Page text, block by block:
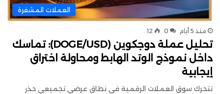
العملات المشفرة
منذ 5 أيام 0
12
تحليل عملة دوجكوين (DOGE/USD): تماسك
داخل نموذج الوتد الهابط ومحاولة اختراق
إيجابية
تتحرك سوق العملات الرقمية في نطاق عرضي تجميعي حذر